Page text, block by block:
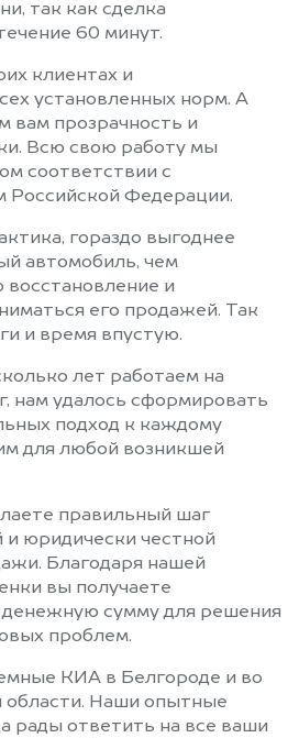
так как сделка
60 минут.
клиентах и
установленных норм. А
вам прозрачность и
Всю свою работу мы
соответствии с
Российской Федерации.
гораздо выгоднее
автомобиль, чем
восстановление и
его продажей. Так
и время впустую.
лет работаем на
нам удалось сформировать
подход к каждому
для любой возникшей
правильный шаг
и юридически честной
Благодаря нашей
вы получаете
сумму для решения
проблем.
КИА в Белгороде и во
области. Наши опытные
рады ответить на все ваши